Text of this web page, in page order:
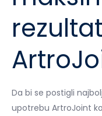
Da bi se postigli
upotrebu ArtroJoint